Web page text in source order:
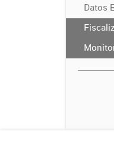
Datos